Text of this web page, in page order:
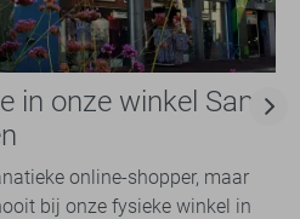
in onze winkel Sans
online-shopper, maar
bij onze fysieke winkel in